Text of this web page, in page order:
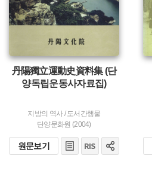
丹陽獨立運動史資料集 (단
양독립운동사자료집)
지방의 역사/도서간행물
단양문화원 (2004)
원문보기